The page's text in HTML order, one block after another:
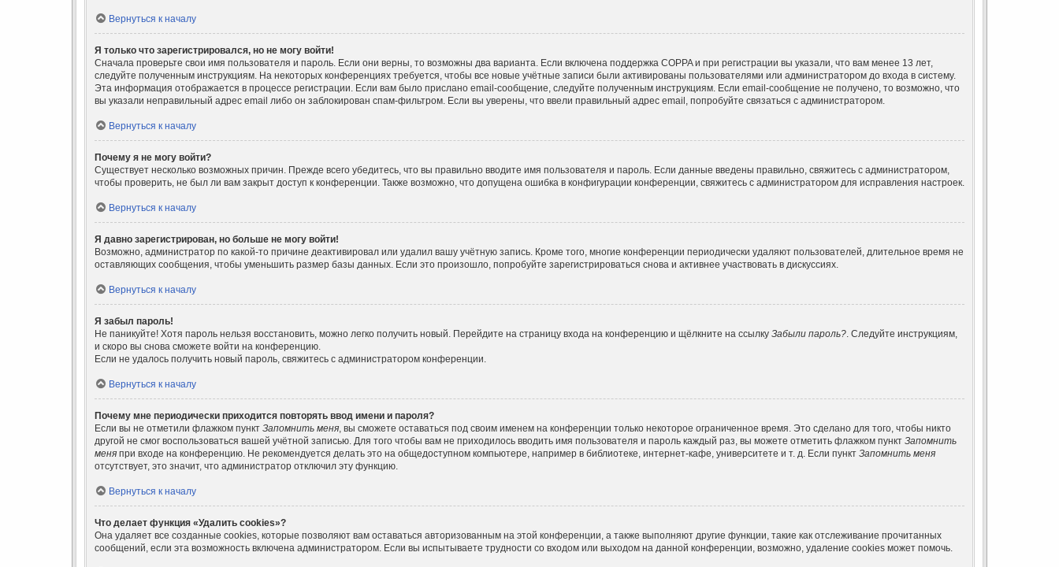
Вернуться к началу
Я только что зарегистрировался, но не могу войти!
Сначала проверьте свои имя пользователя и пароль. Если они верны, то возможны два варианта. Если включена поддержка COPPA и при регистрации вы указали, что вам менее 13 лет,
следуйте полученным инструкциям. На некоторых конференциях требуется, чтобы все новые учётные записи были активированы пользователями или администратором до входа в систему.
Эта информация отображается в процессе регистрации. Если вам было прислано email-сообщение, следуйте полученным инструкциям. Если email-сообщение не получено, то возможно, что
вы указали неправильный адрес email либо он заблокирован спам-фильтром. Если вы уверены, что ввели правильный адрес email, попробуйте связаться с администратором.
Вернуться к началу
Почему я не могу войти?
Существует несколько возможных причин. Прежде всего убедитесь, что вы правильно вводите имя пользователя и пароль. Если данные введены правильно, свяжитесь с администратором,
чтобы проверить, не был ли вам закрыт доступ к конференции. Также возможно, что допущена ошибка в конфигурации конференции, свяжитесь с администратором для исправления настроек.
Вернуться к началу
Я давно зарегистрирован, но больше не могу войти!
Возможно, администратор по какой-то причине деактивировал или удалил вашу учётную запись. Кроме того, многие конференции периодически удаляют пользователей, длительное время не
оставляющих сообщения, чтобы уменьшить размер базы данных. Если это произошло, попробуйте зарегистрироваться снова и активнее участвовать в дискуссиях.
Вернуться к началу
Я забыл пароль!
Не паникуйте! Хотя пароль нельзя восстановить, можно легко получить новый. Перейдите на страницу входа на конференцию и щёлкните на ссылку Забыли пароль?. Следуйте инструкциям,
и скоро вы снова сможете войти на конференцию.
Если не удалось получить новый пароль, свяжитесь с администратором конференции.
Вернуться к началу
Почему мне периодически приходится повторять ввод имени и пароля?
Если вы не отметили флажком пункт Запомнить меня, вы сможете оставаться под своим именем на конференции только некоторое ограниченное время. Это сделано для того, чтобы никто
другой не смог воспользоваться вашей учётной записью. Для того чтобы вам не приходилось вводить имя пользователя и пароль каждый раз, вы можете отметить флажком пункт Запомнить
меня при входе на конференцию. Не рекомендуется делать это на общедоступном компьютере, например в библиотеке, интернет-кафе, университете и т. д. Если пункт Запомнить меня
отсутствует, это значит, что администратор отключил эту функцию.
Вернуться к началу
Что делает функция «Удалить cookies»?
Она удаляет все созданные cookies, которые позволяют вам оставаться авторизованным на этой конференции, а также выполняют другие функции, такие как отслеживание прочитанных
сообщений, если эта возможность включена администратором. Если вы испытываете трудности со входом или выходом на данной конференции, возможно, удаление cookies может помочь.